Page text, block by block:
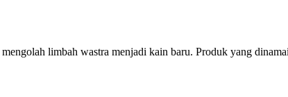
limbah wastra menjadi kain baru. Produk yang dinamai